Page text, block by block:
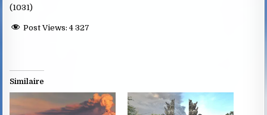
(1031)
Post Views: 4 327
Similaire